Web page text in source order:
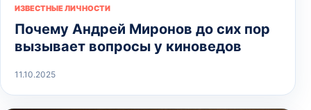
ИЗВЕСТНЫЕ ЛИЧНОСТИ
Почему Андрей Миронов до сих пор
вызывает вопросы у киноведов
11.10.2025